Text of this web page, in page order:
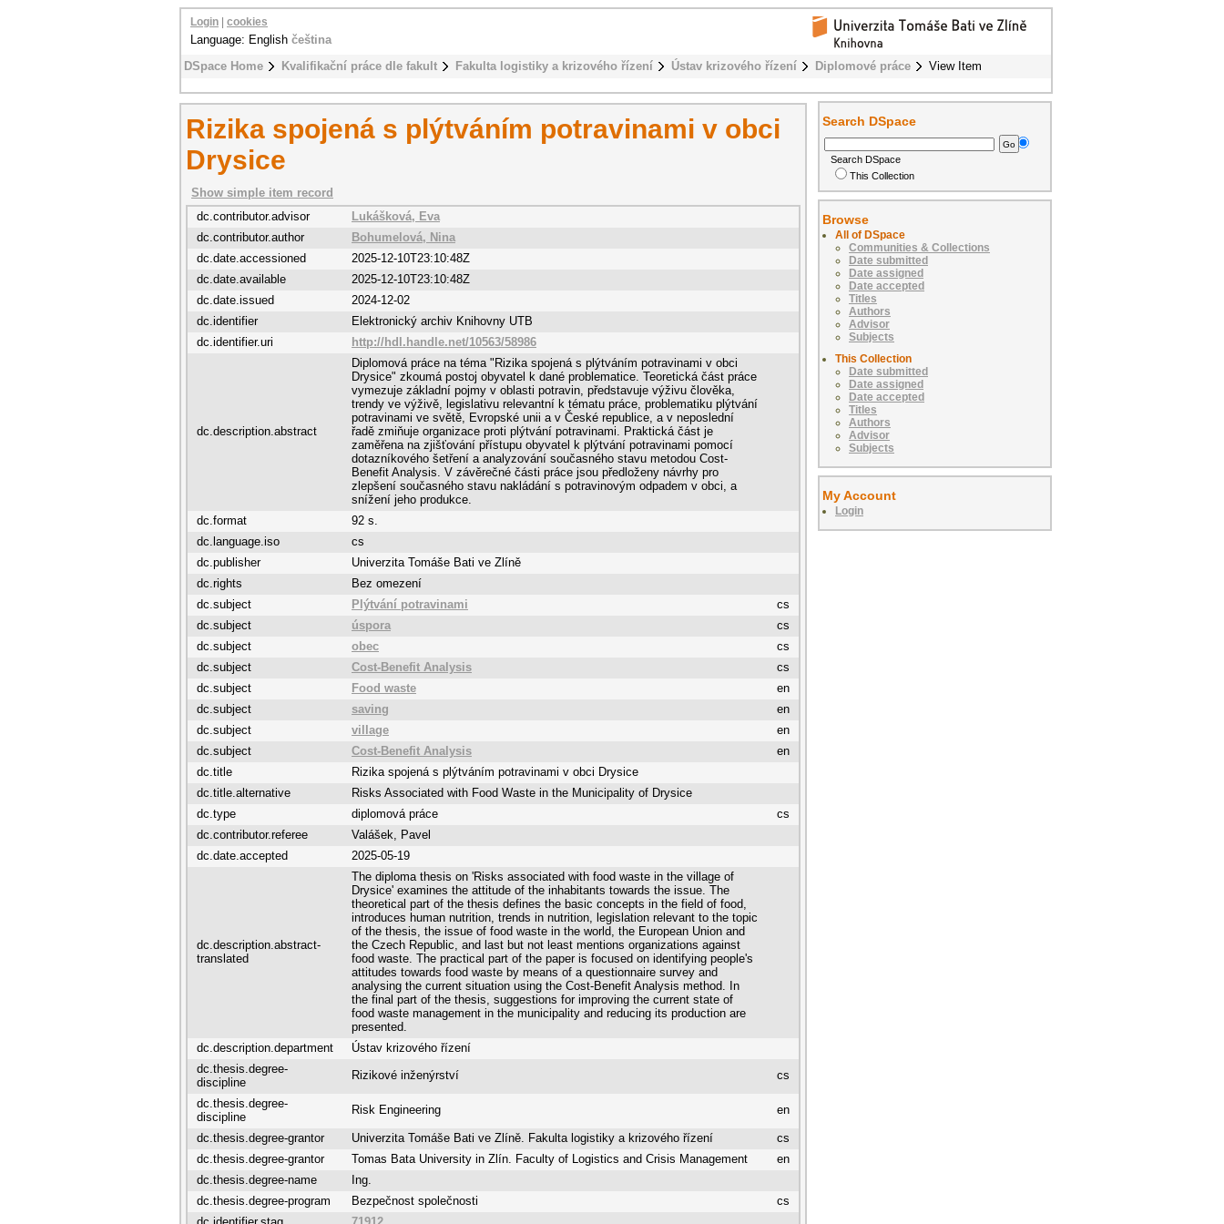
DSpace Home Kvalifikační práce dle fakult Fakulta logistiky a krizového řízení Ústav krizového řízení Diplomové práce View Item
Login cookies
Language: English čeština
Rizika spojená s plýtváním potravinami v obci
Drysice
Show simple item record
dc.contributor.advisor
Lukášková, Eva
dc.contributor.author
Bohumelová, Nina
dc.date.accessioned
2025-12-10T23:10:48Z
dc.date.available
2025-12-10T23:10:48Z
dc.date.issued
2024-12-02
dc.identifier
Elektronický archiv Knihovny UTB
dc.identifier.uri
http://hdl.handle.net/10563/58986
dc.description.abstract
Diplomová práce na téma "Rizika spojená s plýtváním potravinami v obci
Drysice" zkoumá postoj obyvatel k dané problematice. Teoretická část práce
vymezuje základní pojmy v oblasti potravin, představuje výživu člověka,
trendy ve výživě, legislativu relevantní k tématu práce, problematiku plýtvání
potravinami ve světě, Evropské unii a v České republice, a v neposlední
řadě zmiňuje organizace proti plýtvání potravinami. Praktická část je
zaměřena na zjišťování přístupu obyvatel k plýtvání potravinami pomocí
dotazníkového šetření a analyzování současného stavu metodou Cost-
Benefit Analysis. V závěrečné části práce jsou předloženy návrhy pro
zlepšení současného stavu nakládání s potravinovým odpadem v obci, a
snížení jeho produkce.
dc.format
92 s.
dc.language.iso
cs
dc.publisher
Univerzita Tomáše Bati ve Zlíně
dc.rights
Bez omezení
dc.subject
Plýtvání potravinami
cs
dc.subject
úspora
cs
dc.subject
obec
cs
dc.subject
Cost-Benefit Analysis
cs
dc.subject
Food waste
en
dc.subject
saving
en
dc.subject
village
en
dc.subject
Cost-Benefit Analysis
en
dc.title
Rizika spojená s plýtváním potravinami v obci Drysice
dc.title.alternative
Risks Associated with Food Waste in the Municipality of Drysice
dc.type
diplomová práce
cs
dc.contributor.referee
Valášek, Pavel
dc.date.accepted
2025-05-19
dc.description.abstract-
translated
The diploma thesis on 'Risks associated with food waste in the village of
Drysice' examines the attitude of the inhabitants towards the issue. The
theoretical part of the thesis defines the basic concepts in the field of food,
introduces human nutrition, trends in nutrition, legislation relevant to the topic
of the thesis, the issue of food waste in the world, the European Union and
the Czech Republic, and last but not least mentions organizations against
food waste. The practical part of the paper is focused on identifying people's
attitudes towards food waste by means of a questionnaire survey and
analysing the current situation using the Cost-Benefit Analysis method. In
the final part of the thesis, suggestions for improving the current state of
food waste management in the municipality and reducing its production are
presented.
dc.description.department
Ústav krizového řízení
dc.thesis.degree-
discipline
Rizikové inženýrství cs
dc.thesis.degree-
discipline
Risk Engineering en
dc.thesis.degree-grantor Univerzita Tomáše Bati ve Zlíně. Fakulta logistiky a krizového řízení
cs
dc.thesis.degree-grantor
Tomas Bata University in Zlín. Faculty of Logistics and Crisis Management
en
dc.thesis.degree-name
Ing.
dc.thesis.degree-program
Bezpečnost společnosti
cs
Search DSpace
Search DSpace
This Collection
Browse
All of DSpace
Communities & Collections
Date submitted
Date assigned
Date accepted
Titles
Authors
Advisor
Subjects
This Collection
Date submitted
Date assigned
Date accepted
Titles
Authors
Advisor
Subjects
My Account
Login